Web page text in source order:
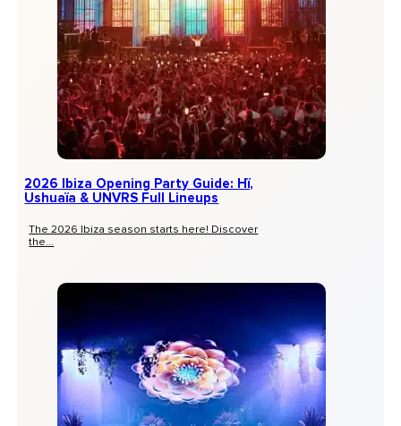
2026 Ibiza Opening Party Guide: Hï,
Ushuaïa & UNVRS Full Lineups
The 2026 Ibiza season starts here! Discover
the...